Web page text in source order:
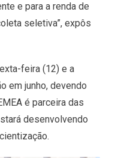
e para a renda de
seletiva”, expôs
feira (12) e a
em junho, devendo
é parceira das
desenvolvendo